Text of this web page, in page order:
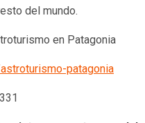
del mundo.
en Patagonia
patagonia